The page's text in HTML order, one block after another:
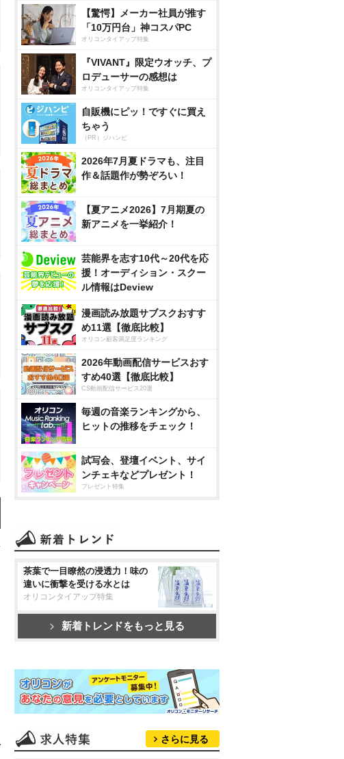
【驚愕】メーカー社員が推す
「10万円台」神コスパPC
オリコンタイアップ特集
『VIVANT』限定ウオッチ、プ
ロデューサーの感想は
オリコンタイアップ特集
自販機にピッ！ですぐに買え
ちゃう
（PR）ジハンピ
2026年7月夏ドラマも、注目
作＆話題作が勢ぞろい！
【夏アニメ2026】7月期夏の
新アニメを一挙紹介！
芸能界を志す10代～20代を応
援！オーディション・スクー
ル情報はDeview
漫画読み放題サブスクおすす
め11選【徹底比較】
オリコン顧客満足度ランキング
2026年動画配信サービスおす
すめ40選【徹底比較】
CS動画配信サービス20選
毎週の音楽ランキングから、
ヒットの推移をチェック！
試写会、登壇イベント、サイ
ンチェキなどプレゼント！
プレゼント特集
茶葉で一目瞭然の浸透力！味の
違いに衝撃を受ける水とは
オリコンタイアップ特集
新着トレンドをもっと見る
さらに見る